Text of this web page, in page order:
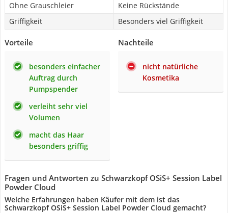
Ohne Grauschleier
Keine Rückstände
Griffigkeit
Besonders viel Griffigkeit
Vorteile
besonders einfacher
Auftrag durch
Pumpspender
verleiht sehr viel
Volumen
macht das Haar
besonders griffig
Nachteile
nicht natürliche
Kosmetika
Fragen und Antworten zu Schwarzkopf OSiS+ Session Label
Powder Cloud
Welche Erfahrungen haben Käufer mit dem ist das
Schwarzkopf OSiS+ Session Label Powder Cloud gemacht?